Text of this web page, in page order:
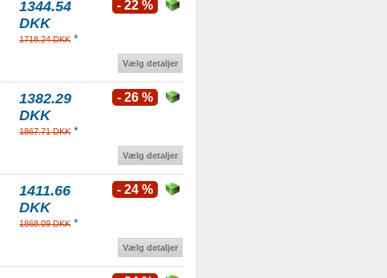
1344.54
DKK
1718.24 DKK *
- 22 %
Vælg detaljer
1382.29
DKK
1867.71 DKK *
- 26 %
Vælg detaljer
1411.66
DKK
1868.09 DKK *
- 24 %
Vælg detaljer